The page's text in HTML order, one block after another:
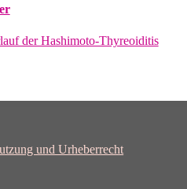
der Hashimoto-Thyreoiditis
und Urheberrecht